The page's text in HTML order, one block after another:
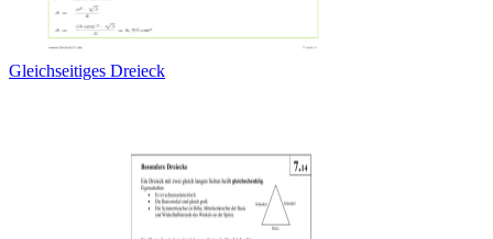
Gleichseitiges Dreieck